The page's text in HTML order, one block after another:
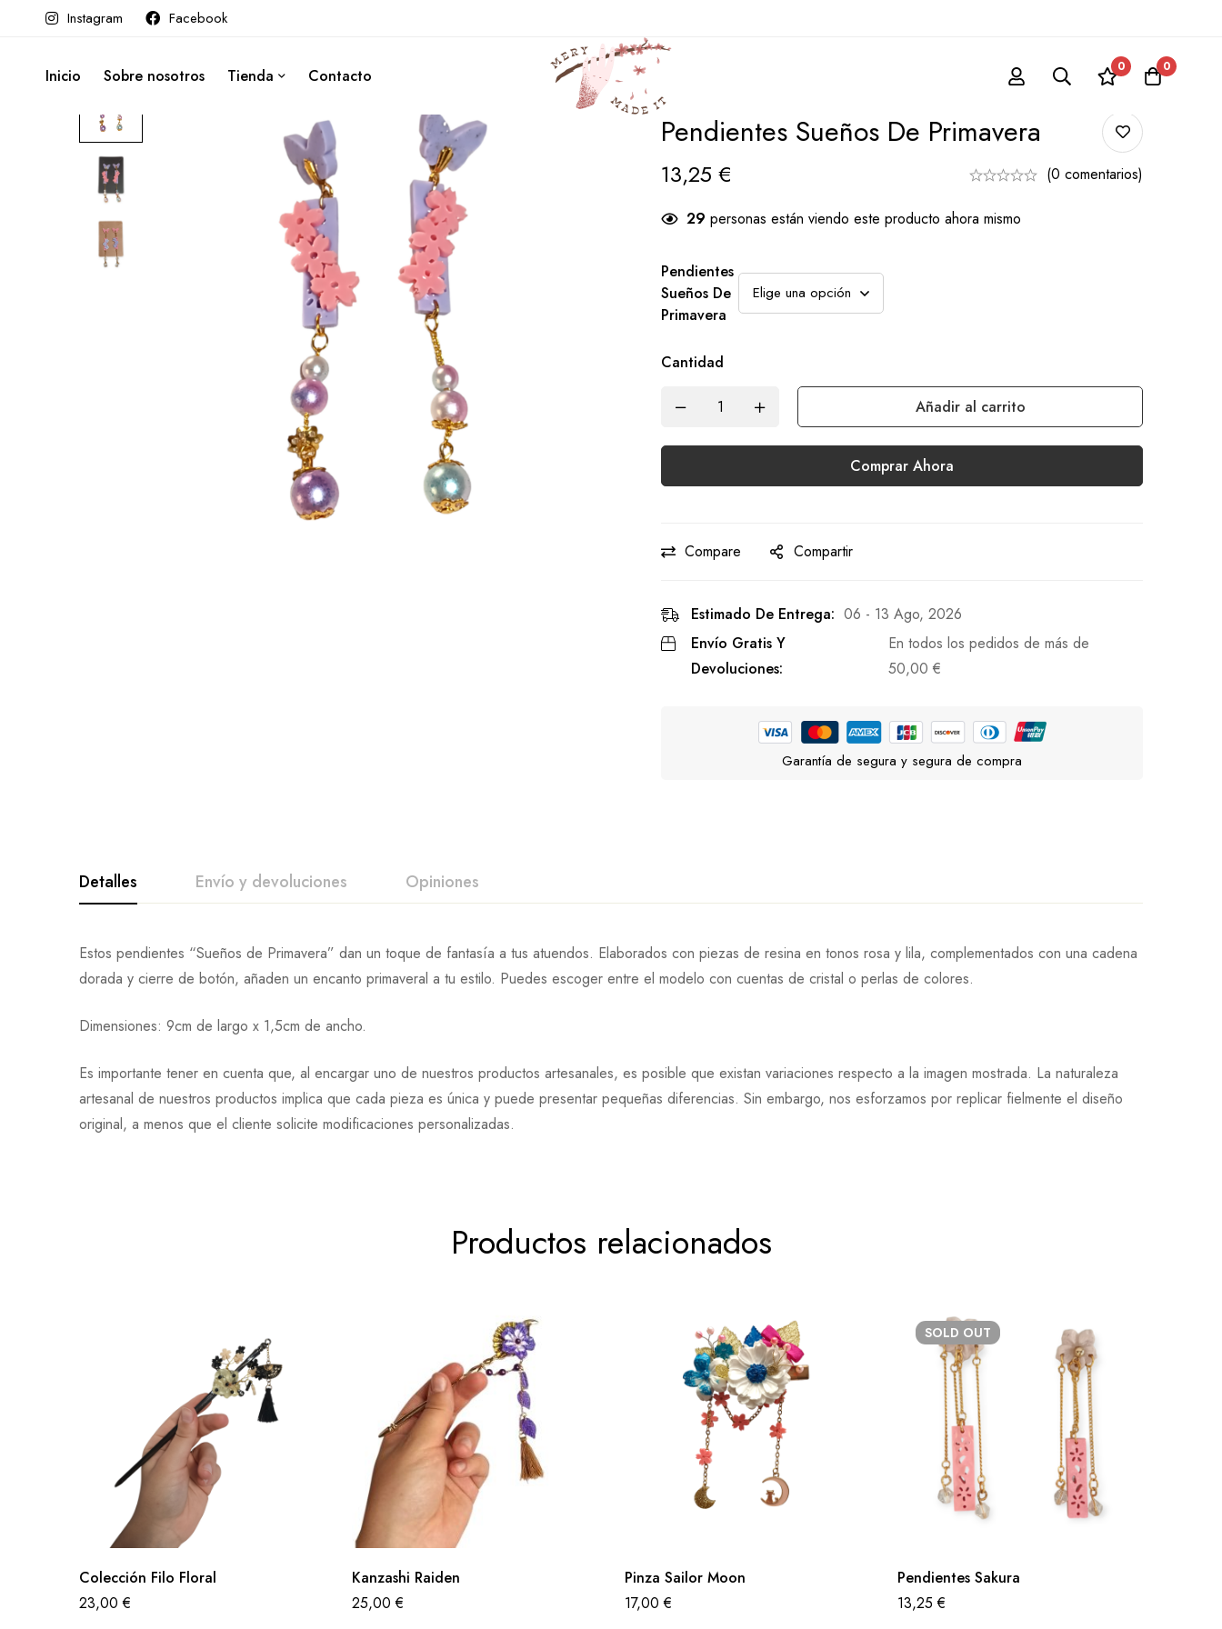
Instagram Facebook
Inicio Sobre nosotros Tienda Contacto 0 0
Pendientes Sueños De Primavera
13,25 € (0 comentarios)
29 personas están viendo este producto ahora mismo
Pendientes
Sueños De
Primavera
Cantidad
Añadir al carrito
Comprar Ahora
Compare Compartir
Estimado De Entrega: 06 - 13 Ago, 2026
Envío Gratis Y
Devoluciones:
En todos los pedidos de más de
50,00€
Garantía de segura y segura de compra
Detalles Envío y devoluciones Opiniones
Estos pendientes “Sueños de Primavera” dan un toque de fantasía a tus atuendos. Elaborados con piezas de resina en tonos rosa y lila, complementados con una cadena
dorada y cierre de botón, añaden un encanto primaveral a tu estilo. Puedes escoger entre el modelo con cuentas de cristal o perlas de colores.
Dimensiones: 9cm de largo x 1,5cm de ancho.
Es importante tener en cuenta que, al encargar uno de nuestros productos artesanales, es posible que existan variaciones respecto a la imagen mostrada. La naturaleza
artesanal de nuestros productos implica que cada pieza es única y puede presentar pequeñas diferencias. Sin embargo, nos esforzamos por replicar fielmente el diseño
original, a menos que el cliente solicite modificaciones personalizadas.
Productos relacionados
Colección Filo Floral
23,00€
Kanzashi Raiden
25,00€
Pinza Sailor Moon
17,00€
SOLD OUT
Pendientes Sakura
13,25€